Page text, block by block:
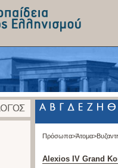
Πρόσωπα>Άτομα>
Alexios IV Grand